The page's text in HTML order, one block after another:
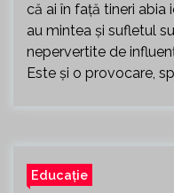
că ai în față tineri abia
au mintea și sufletul
nepervertite de
Este și o provocare,
Educație